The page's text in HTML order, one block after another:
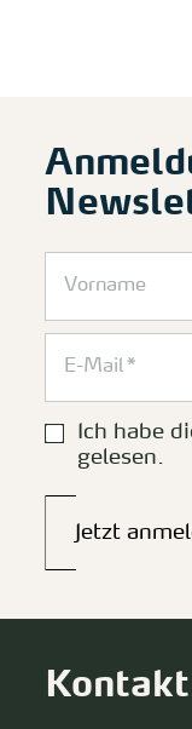
Ich habe
gelesen.
Jetzt
Kontakt